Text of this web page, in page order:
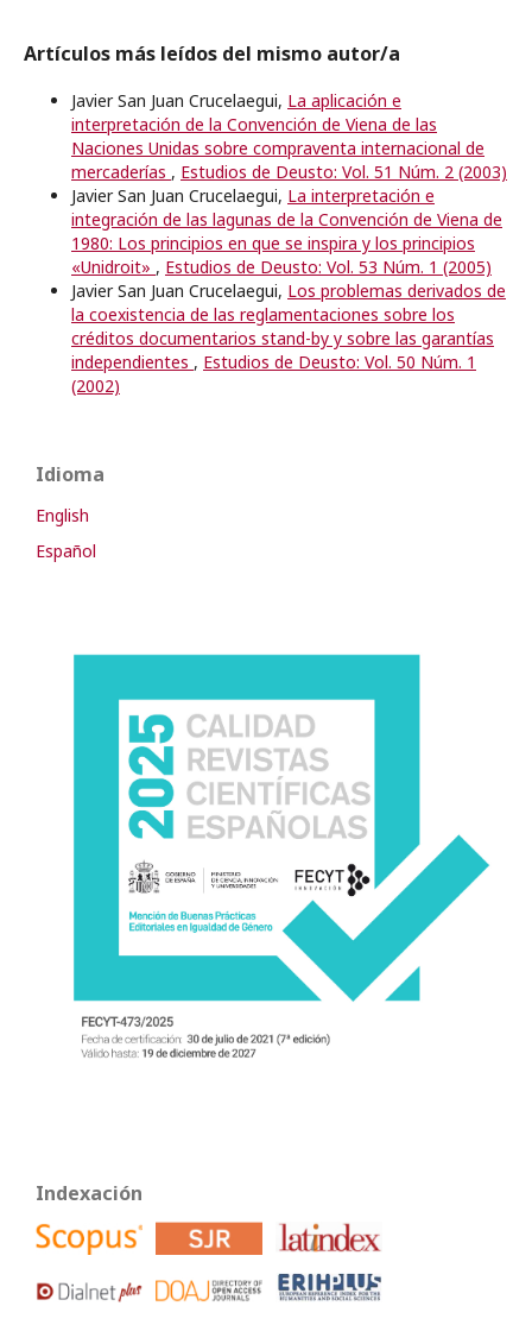
Artículos más leídos del mismo autor/a
Javier San Juan Crucelaegui, La aplicación e
interpretación de la Convención de Viena de las
Naciones Unidas sobre compraventa internacional de
mercaderías , Estudios de Deusto: Vol. 51 Núm. 2 (2003)
Javier San Juan Crucelaegui, La interpretación e
integración de las lagunas de la Convención de Viena de
1980: Los principios en que se inspira y los principios
«Unidroit» , Estudios de Deusto: Vol. 53 Núm. 1 (2005)
Javier San Juan Crucelaegui, Los problemas derivados de
la coexistencia de las reglamentaciones sobre los
créditos documentarios stand-by y sobre las garantías
independientes , Estudios de Deusto: Vol. 50 Núm. 1
(2002)
Idioma
English
Español
Indexación